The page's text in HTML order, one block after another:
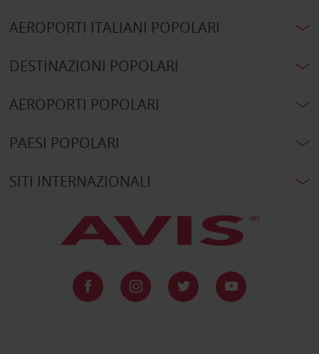
AEROPORTI ITALIANI POPOLARI
DESTINAZIONI POPOLARI
AEROPORTI POPOLARI
PAESI POPOLARI
SITI INTERNAZIONALI